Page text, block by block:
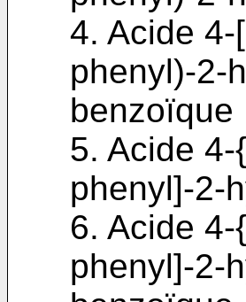
4. Acide 4-
phenyl)-2-
benzoïque
5. Acide
phenyl]-2-
6. Acide
phenyl]-2-